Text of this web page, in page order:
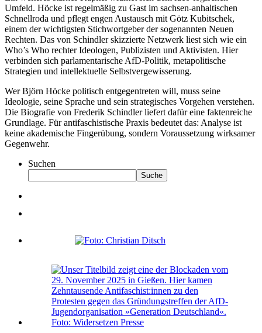
Umfeld. Höcke ist regelmäßig zu Gast im sachsen-anhaltischen
Schnellroda und pflegt engen Austausch mit Götz Kubitschek,
einem der wichtigsten Stichwortgeber der sogenannten Neuen
Rechten. Das von Schindler skizzierte Netzwerk liest sich wie ein
Who’s Who rechter Ideologen, Publizisten und Aktivisten. Hier
verbinden sich parlamentarische AfD-Politik, metapolitische
Strategien und intellektuelle Selbstvergewisserung.
Wer Björn Höcke politisch entgegentreten will, muss seine
Ideologie, seine Sprache und sein strategisches Vorgehen verstehen.
Die Biografie von Frederik Schindler liefert dafür eine faktenreiche
Grundlage. Für antifaschistische Praxis bedeutet das: Analyse ist
keine akademische Fingerübung, sondern Voraussetzung wirksamer
Gegenwehr.
Suchen
Suche